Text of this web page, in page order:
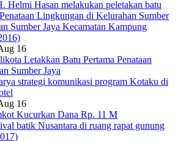
16
Letakkan Batu Pertama Penataan
Sumber Jaya
16
Kucurkan Dana Rp. 11 M